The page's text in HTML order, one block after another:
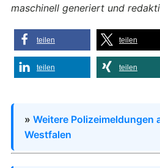
maschinell generiert und
teilen teilen
teilen teilen
» Weitere Polizeimeldungen
Westfalen